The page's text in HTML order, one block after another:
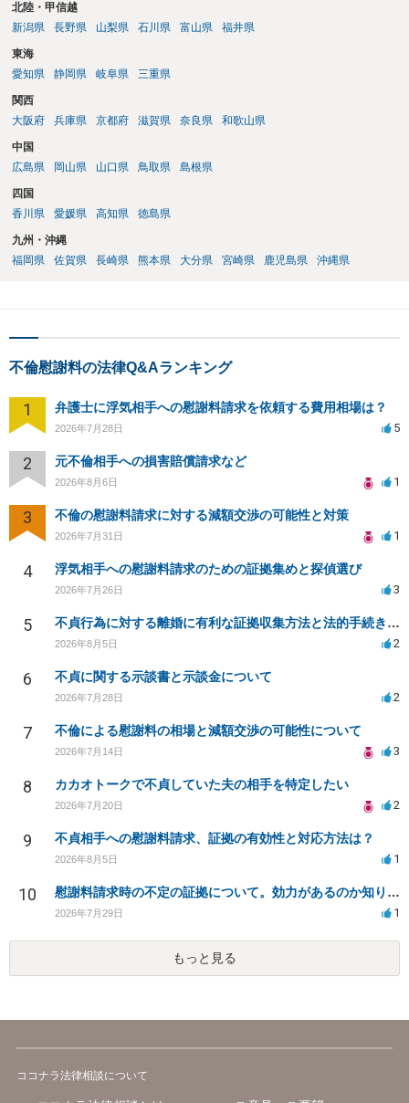
北陸・甲信越
新潟県
長野県 山梨県 石川県 富山県 福井県
東海
愛知県
静岡県 岐阜県 三重県
関西
大阪府
兵庫県 京都府 滋賀県 奈良県 和歌山県
中国
広島県
岡山県 山口県 鳥取県 島根県
四国
香川県
愛媛県 高知県 徳島県
九州・沖縄
福岡県
佐賀県 長崎県 熊本県 大分県 宮崎県 鹿児島県 沖縄県
不倫慰謝料の法律Q&Aランキング
1 弁護士に浮気相手への慰謝料請求を依頼する費用相場は？
2026年7月28日 5
2 元不倫相手への損害賠償請求など
2026年8月6日 1
3 不倫の慰謝料請求に対する減額交渉の可能性と対策
2026年7月31日 1
4 浮気相手への慰謝料請求のための証拠集めと探偵選び
2026年7月26日 3
5 不貞行為に対する離婚に有利な証拠収集方法と法的手続きについて
2026年8月5日 2
6 不貞に関する示談書と示談金について
2026年7月28日 2
7 不倫による慰謝料の相場と減額交渉の可能性について
2026年7月14日 3
8 カカオトークで不貞していた夫の相手を特定したい
2026年7月20日 2
9 不貞相手への慰謝料請求、証拠の有効性と対応方法は？
2026年8月5日 1
10 慰謝料請求時の不定の証拠について。効力があるのか知りたい。
2026年7月29日 1
もっと見る
ココナラ法律相談について